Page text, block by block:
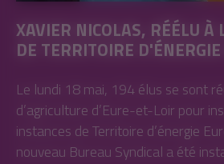
XAVIER NICOLAS, RÉÉLU À
DE TERRITOIRE
Le lundi 18 mai, 194 élus se sont
d’agriculture d’Eure-et-Loir pour
instances de Territoire d’énergie
nouveau Bureau Syndical a été